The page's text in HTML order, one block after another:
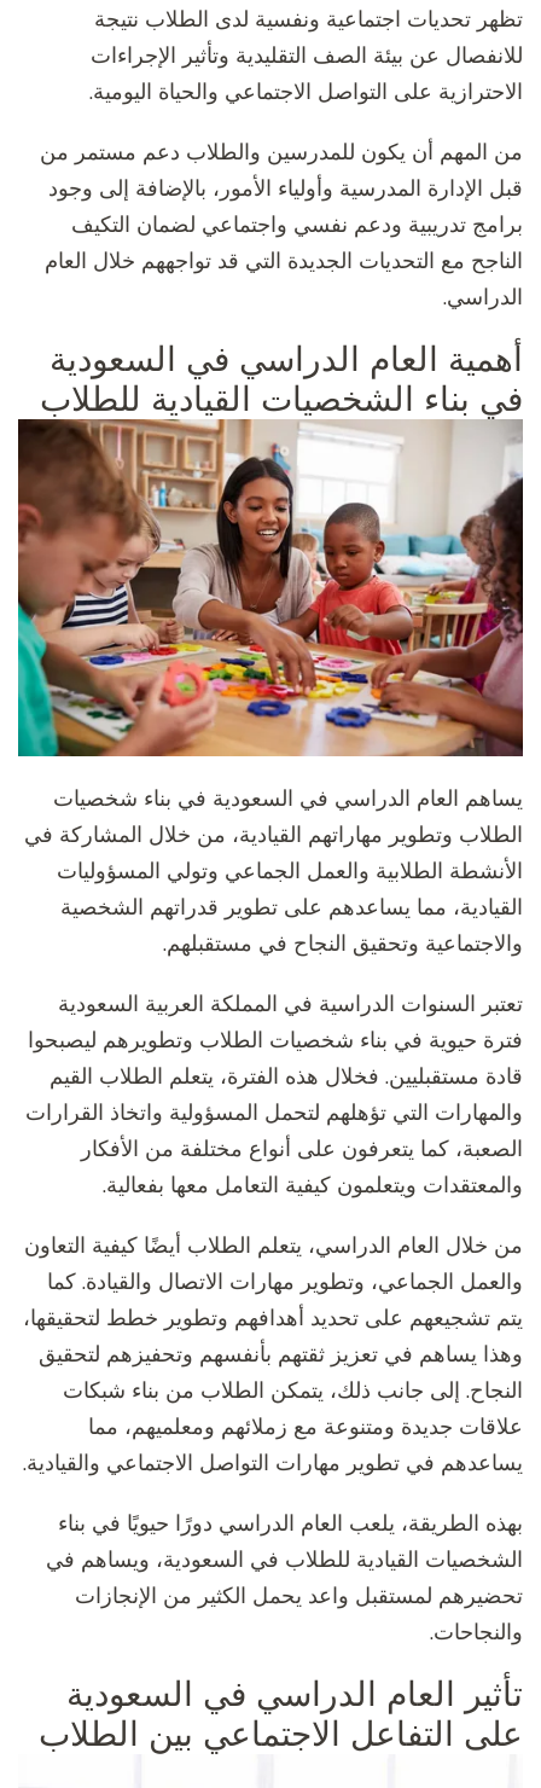
تظهر تحديات اجتماعية ونفسية لدى الطلاب نتيجة
للانفصال عن بيئة الصف التقليدية وتأثير الإجراءات
الاحترازية على التواصل الاجتماعي والحياة اليومية.
من المهم أن يكون للمدرسين والطلاب دعم مستمر من
قبل الإدارة المدرسية وأولياء الأمور، بالإضافة إلى وجود
برامج تدريبية ودعم نفسي واجتماعي لضمان التكيف
الناجح مع التحديات الجديدة التي قد تواجههم خلال العام
الدراسي.
أهمية العام الدراسي في السعودية
في بناء الشخصيات القيادية للطلاب
يساهم العام الدراسي في السعودية في بناء شخصيات
الطلاب وتطوير مهاراتهم القيادية، من خلال المشاركة في
الأنشطة الطلابية والعمل الجماعي وتولي المسؤوليات
القيادية، مما يساعدهم على تطوير قدراتهم الشخصية
والاجتماعية وتحقيق النجاح في مستقبلهم.
تعتبر السنوات الدراسية في المملكة العربية السعودية
فترة حيوية في بناء شخصيات الطلاب وتطويرهم ليصبحوا
قادة مستقبليين. فخلال هذه الفترة، يتعلم الطلاب القيم
والمهارات التي تؤهلهم لتحمل المسؤولية واتخاذ القرارات
الصعبة، كما يتعرفون على أنواع مختلفة من الأفكار
والمعتقدات ويتعلمون كيفية التعامل معها بفعالية.
من خلال العام الدراسي، يتعلم الطلاب أيضًا كيفية التعاون
والعمل الجماعي، وتطوير مهارات الاتصال والقيادة. كما
يتم تشجيعهم على تحديد أهدافهم وتطوير خطط لتحقيقها،
وهذا يساهم في تعزيز ثقتهم بأنفسهم وتحفيزهم لتحقيق
النجاح. إلى جانب ذلك، يتمكن الطلاب من بناء شبكات
علاقات جديدة ومتنوعة مع زملائهم ومعلميهم، مما
يساعدهم في تطوير مهارات التواصل الاجتماعي والقيادية.
بهذه الطريقة، يلعب العام الدراسي دورًا حيويًا في بناء
الشخصيات القيادية للطلاب في السعودية، ويساهم في
تحضيرهم لمستقبل واعد يحمل الكثير من الإنجازات
والنجاحات.
تأثير العام الدراسي في السعودية
على التفاعل الاجتماعي بين الطلاب